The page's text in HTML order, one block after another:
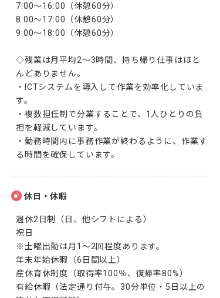
7:00～16:00（休憩60分）
8:00～17:00（休憩60分）
9:00～18:00（休憩60分）
◇残業は月平均2～3時間、持ち帰り仕事はほと
んどありません。
・ICTシステムを導入して作業を効率化していま
す。
・複数担任制で分業することで、1人ひとりの負
担を軽減しています。
・勤務時間内に事務作業が終わるように、作業す
る時間を確保しています。
休日・休暇
週休2日制（日、他シフトによる）
祝日
※土曜出勤は月1～2回程度あります。
年末年始休暇（6日間以上）
産休育休制度（取得率100％、復帰率80%）
有給休暇（法定通り付与。30分単位・5日以上の